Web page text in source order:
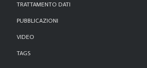
TRATTAMENTO DATI
PUBBLICAZIONI
VIDEO
TAGS